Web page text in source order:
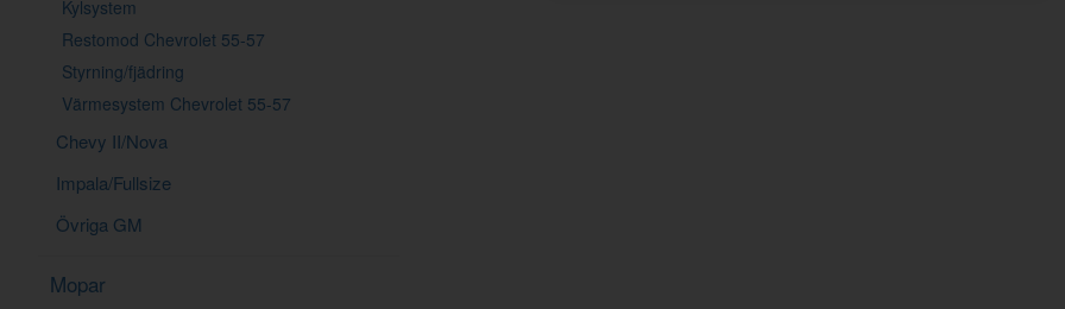
Kylsystem
Restomod Chevrolet 55-57
Styrning/fjädring
Värmesystem Chevrolet 55-57
Chevy II/Nova
Impala/Fullsize
Övriga GM
Mopar